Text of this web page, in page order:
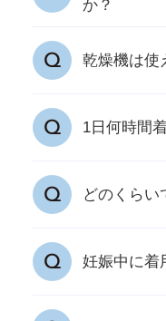
しをしてくだ
か？
効果は落ち
はじめ劣化
乾燥機は使
乾燥機の使
1日何時間
特定の時間
のため、24
どのくらい
期待できる
妊娠中に着